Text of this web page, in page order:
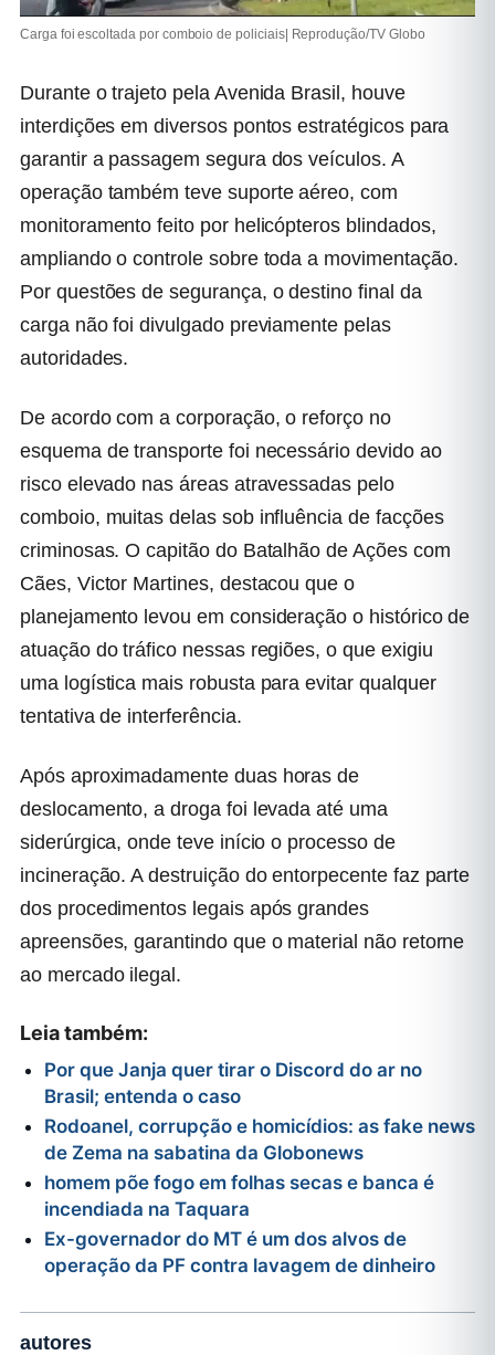
Carga foi escoltada por comboio de policiais| Reprodução/TV Globo
Durante o trajeto pela Avenida Brasil, houve
interdições em diversos pontos estratégicos para
garantir a passagem segura dos veículos. A
operação também teve suporte aéreo, com
monitoramento feito por helicópteros blindados,
ampliando o controle sobre toda a movimentação.
Por questões de segurança, o destino final da
carga não foi divulgado previamente pelas
autoridades.
De acordo com a corporação, o reforço no
esquema de transporte foi necessário devido ao
risco elevado nas áreas atravessadas pelo
comboio, muitas delas sob influência de facções
criminosas. O capitão do Batalhão de Ações com
Cães, Victor Martines, destacou que o
planejamento levou em consideração o histórico de
atuação do tráfico nessas regiões, o que exigiu
uma logística mais robusta para evitar qualquer
tentativa de interferência.
Após aproximadamente duas horas de
deslocamento, a droga foi levada até uma
siderúrgica, onde teve início o processo de
incineração. A destruição do entorpecente faz parte
dos procedimentos legais após grandes
apreensões, garantindo que o material não retorne
ao mercado ilegal.
Leia também:
Por que Janja quer tirar o Discord do ar no
Brasil; entenda o caso
Rodoanel, corrupção e homicídios: as fake news
de Zema na sabatina da Globonews
homem põe fogo em folhas secas e banca é
incendiada na Taquara
Ex-governador do MT é um dos alvos de
operação da PF contra lavagem de dinheiro
autores